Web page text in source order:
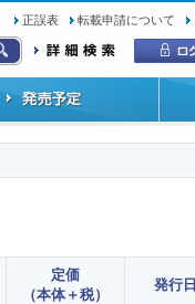
正誤表 転載申請について
定価
（本体＋税）
発行日